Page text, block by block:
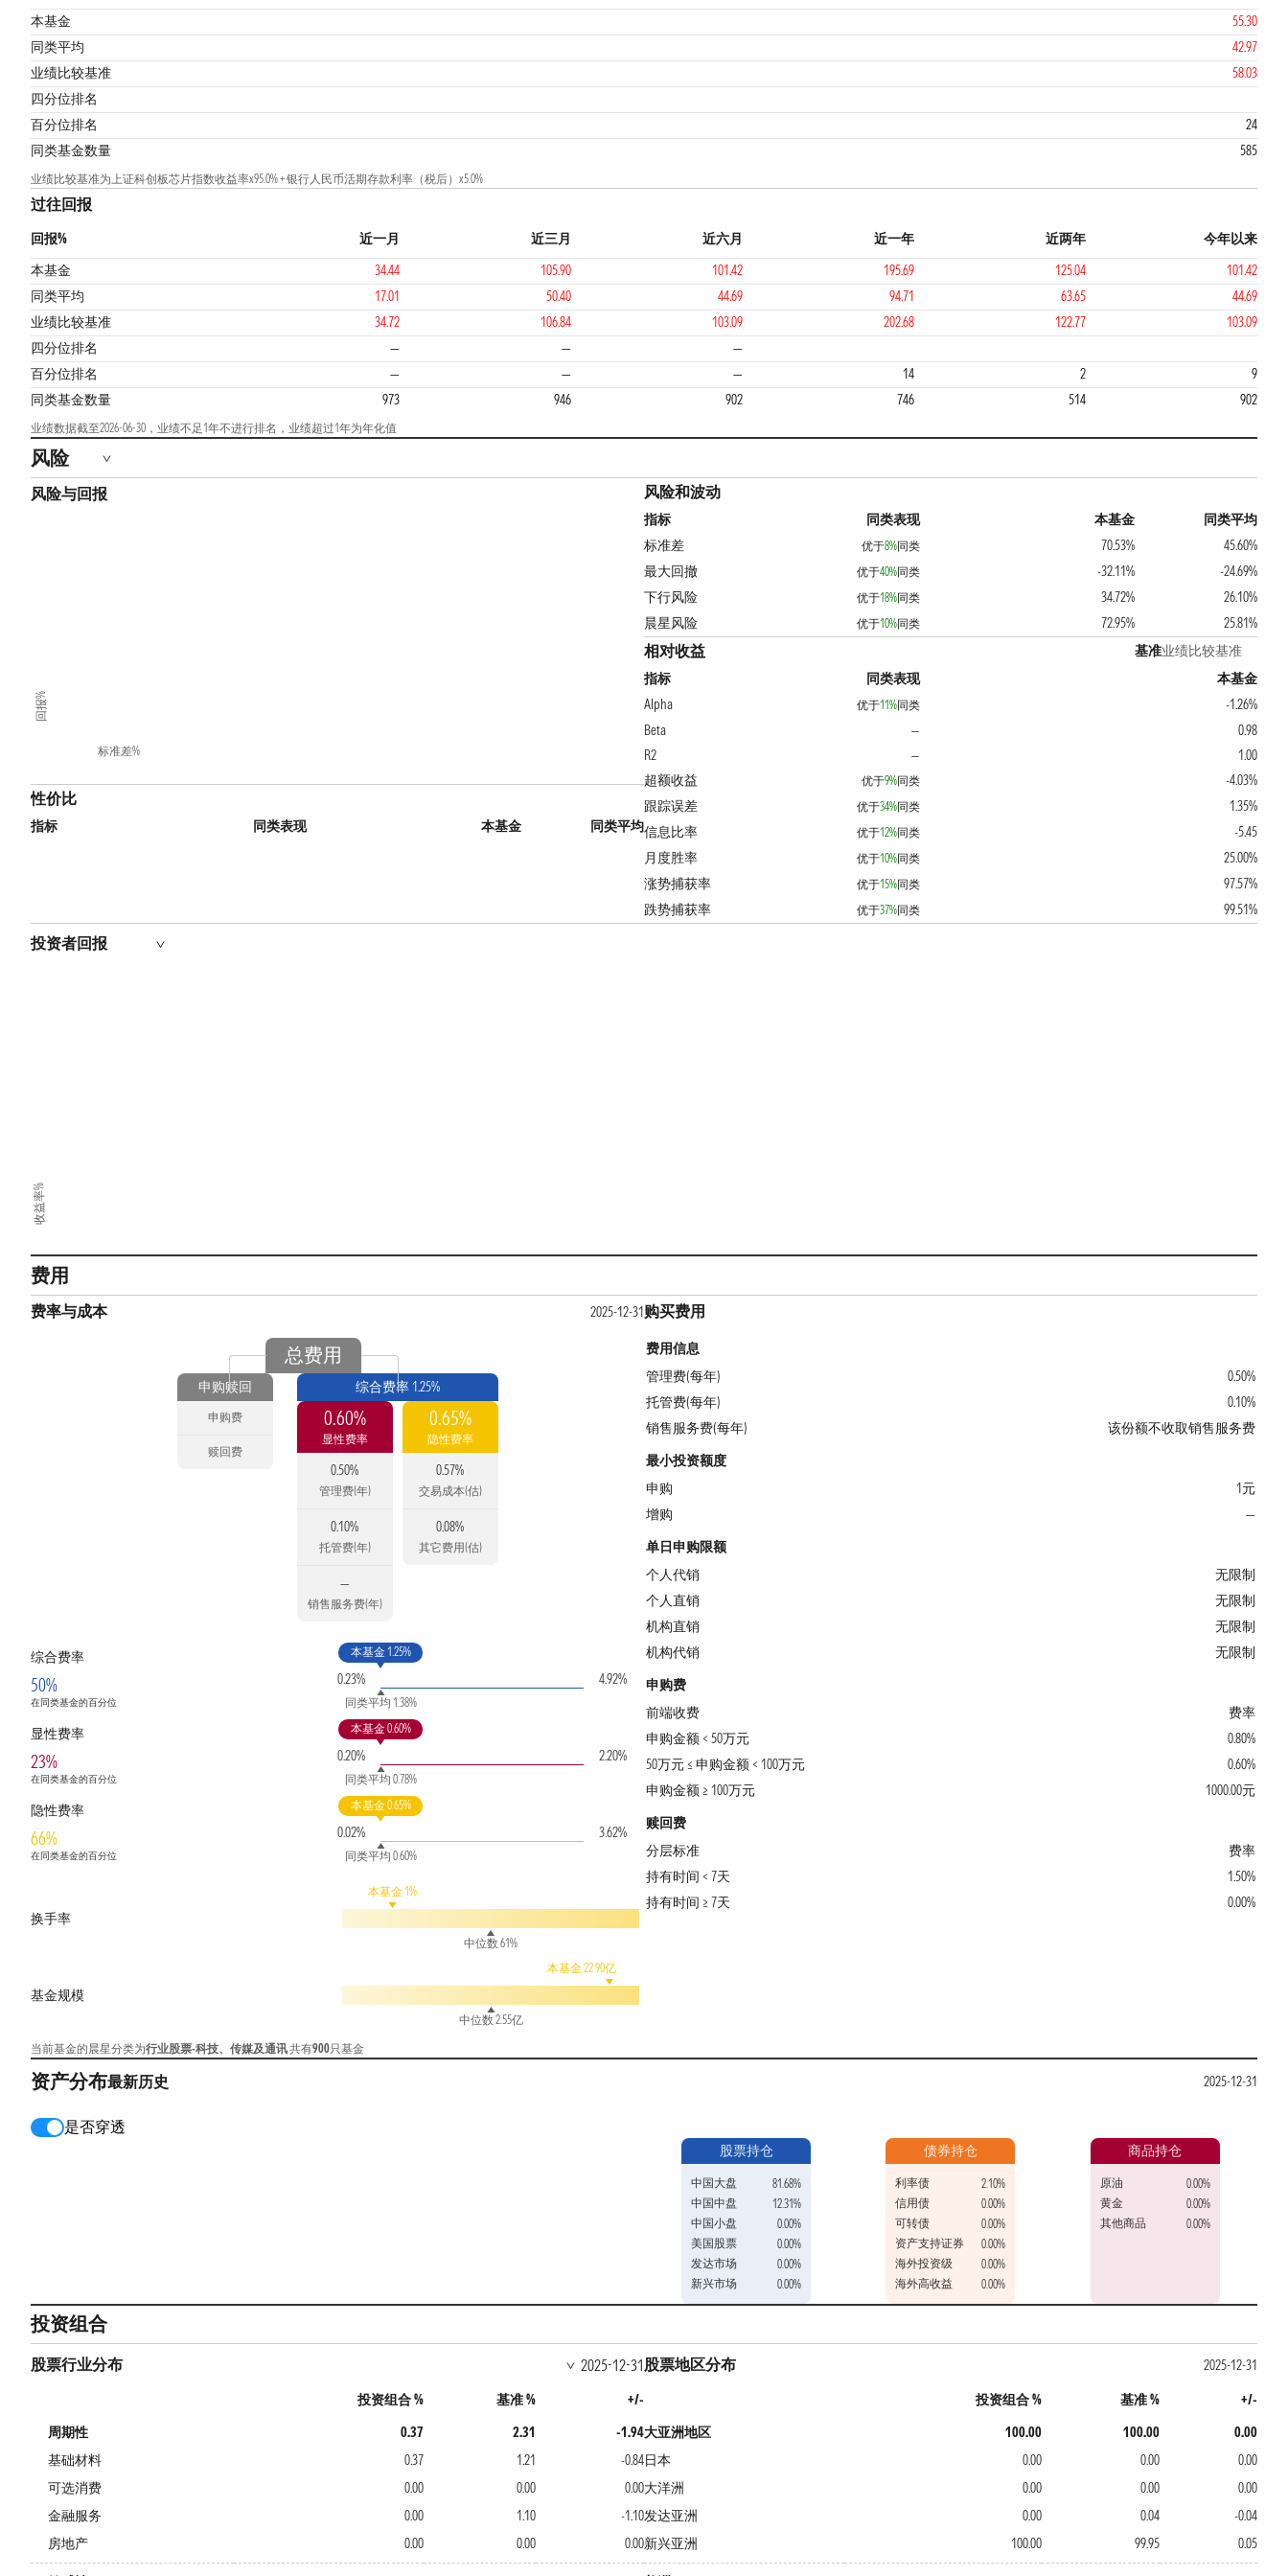
本基金
55.30
同类平均
42.97
业绩比较基准
58.03
四分位排名
1
百分位排名
24
同类基金数量
585
业绩比较基准为上证科创板芯片指数收益率x95.0% + 银行人民币活期存款利率（税后）x5.0%
过往回报
回报% 近一月 近三月 近六月 近一年 近两年
今年以来
本基金
34.44 105.90 101.42 195.69 125.04
101.42
同类平均
17.01 50.40 44.69 94.71 63.65
44.69
业绩比较基准
34.72 106.84 103.09 202.68 122.77
103.09
四分位排名
— — —
1 1 1
百分位排名 — — — 14 2
9
同类基金数量
973 946 902 746 514 902
业绩数据截至2026-06-30，业绩不足1年不进行排名，业绩超过1年为年化值
风险
风险与回报
标准差%
回报%
性价比
指标 同类表现 本基金 同类平均
风险和波动
指标 同类表现 本基金
同类平均
标准差
优于8%同类 70.53%
45.60%
最大回撤
优于40%同类 -32.11%
-24.69%
下行风险
优于18%同类 34.72%
26.10%
晨星风险
优于10%同类 72.95% 25.81%
相对收益 基准业绩比较基准
指标
同类表现
本基金
Alpha
优于11%同类
-1.26%
Beta
—
0.98
R2
—
1.00
超额收益
优于9%同类
-4.03%
跟踪误差
优于34%同类
1.35%
信息比率
优于12%同类
-5.45
月度胜率
优于10%同类
25.00%
涨势捕获率
优于15%同类
97.57%
跌势捕获率
优于37%同类 99.51%
投资者回报
收益率%
费用
费率与成本 2025-12-31
总费用
申购赎回
申购费
赎回费
综合费率 1.25%
0.60%
显性费率
0.50%
管理费(年)
0.10%
托管费(年)
—
销售服务费(年)
0.65%
隐性费率
0.57%
交易成本(估)
0.08%
其它费用(估)
综合费率
50%
在同类基金的百分位
0.23%
本基金 1.25%
同类平均 1.38%
4.92%
显性费率
23%
在同类基金的百分位
0.20%
本基金 0.60%
同类平均 0.78%
2.20%
隐性费率
66%
在同类基金的百分位
0.02%
本基金 0.65%
同类平均 0.60%
3.62%
换手率
本基金 1%
中位数 61%
基金规模
本基金 22.90亿
中位数 2.55亿
当前基金的晨星分类为行业股票-科技、传媒及通讯共有900只基金
购买费用
费用信息
管理费(每年)
0.50%
托管费(每年)
0.10%
销售服务费(每年)
该份额不收取销售服务费
最小投资额度
申购
1元
增购
—
单日申购限额
个人代销
无限制
个人直销
无限制
机构直销
无限制
机构代销
无限制
申购费
前端收费
费率
申购金额 < 50万元
0.80%
50万元 ≤ 申购金额 < 100万元
0.60%
申购金额 ≥ 100万元
1000.00元
赎回费
分层标准
费率
持有时间 < 7天
1.50%
持有时间 ≥ 7天
0.00%
资产分布最新历史 2025-12-31
是否穿透
股票持仓
中国大盘
81.68%
中国中盘
12.31%
中国小盘
0.00%
美国股票
0.00%
发达市场
0.00%
新兴市场
0.00%
债券持仓
利率债
2.10%
信用债
0.00%
可转债
0.00%
资产支持证券
0.00%
海外投资级
0.00%
海外高收益
0.00%
商品持仓
原油
0.00%
黄金
0.00%
其他商品
0.00%
投资组合
股票行业分布 2025-12-31
投资组合 % 基准 %
+/-
周期性
0.37 2.31
-1.94
基础材料
0.37 1.21
-0.84
可选消费
0.00 0.00
0.00
金融服务
0.00 1.10
-1.10
房地产
0.00 0.00 0.00
股票地区分布
2025-12-31
投资组合 %
基准 %
+/-
大亚洲地区
100.00 100.00
0.00
日本
0.00 0.00
0.00
大洋洲
0.00 0.00
0.00
发达亚洲
0.00 0.04
-0.04
新兴亚洲
100.00 99.95 0.05